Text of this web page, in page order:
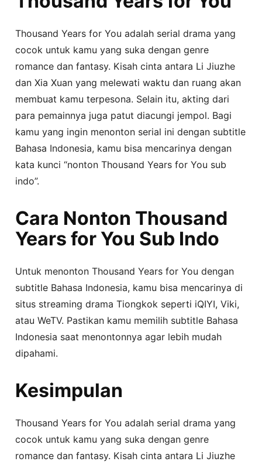
Thousand Years for You adalah serial drama yang
cocok untuk kamu yang suka dengan genre
romance dan fantasy. Kisah cinta antara Li Jiuzhe
dan Xia Xuan yang melewati waktu dan ruang akan
membuat kamu terpesona. Selain itu, akting dari
para pemainnya juga patut diacungi jempol. Bagi
kamu yang ingin menonton serial ini dengan subtitle
Bahasa Indonesia, kamu bisa mencarinya dengan
kata kunci “nonton Thousand Years for You sub
indo”.
Cara Nonton Thousand
Years for You Sub Indo
Untuk menonton Thousand Years for You dengan
subtitle Bahasa Indonesia, kamu bisa mencarinya di
situs streaming drama Tiongkok seperti iQIYI, Viki,
atau WeTV. Pastikan kamu memilih subtitle Bahasa
Indonesia saat menontonnya agar lebih mudah
dipahami.
Kesimpulan
Thousand Years for You adalah serial drama yang
cocok untuk kamu yang suka dengan genre
romance dan fantasy. Kisah cinta antara Li Jiuzhe